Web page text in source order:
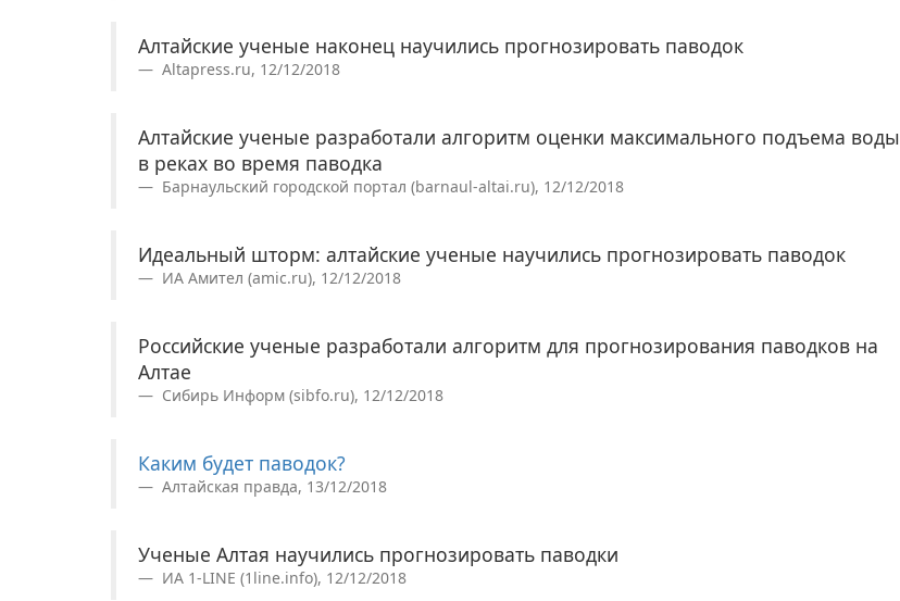
Алтайские ученые наконец научились прогнозировать паводок
Altapress.ru, 12/12/2018
Алтайские ученые разработали алгоритм оценки максимального подъема воды
в реках во время паводка
Барнаульский городской портал (barnaul-altai.ru), 12/12/2018
Идеальный шторм: алтайские ученые научились прогнозировать паводок
ИА Амител (amic.ru), 12/12/2018
Российские ученые разработали алгоритм для прогнозирования паводков на
Алтае
Сибирь Информ (sibfo.ru), 12/12/2018
Каким будет паводок?
Алтайская правда, 13/12/2018
Ученые Алтая научились прогнозировать паводки
ИА 1-LINE (1line.info), 12/12/2018